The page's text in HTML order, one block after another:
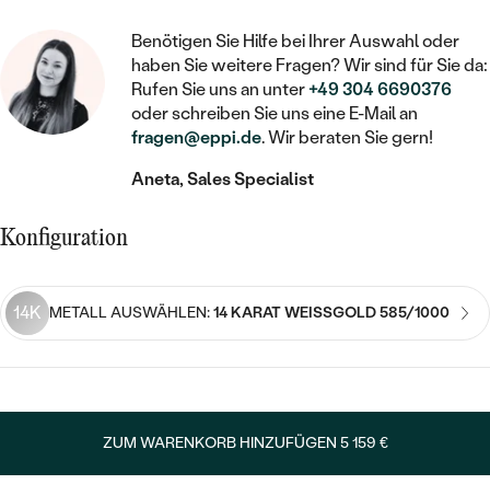
MIT FÜLLUNG
IM SET
GÜNSTIG
LUXURIÖSE
DIAMANTEN ZUM EINFASSEN
LAB GROWN DIAMANTEN ZUM
EINFASSEN
FARBIGE DIAMANTEN ZUM EINFASSEN
NACH EDELSTEIN
MIT DIAMANT
MIT LAB GROWN DIAMANT
MIT FARBIGEN DIAMANTEN
HERRENSCHMUCK
SCHMUCK FÜR KINDER
BROSCHEN
SCHMUCKZUBEHÖR
GOLD
SILBER
PLATIN
KINDER
PIERCINGS
MIT DIAMANT
MIT EDELSTEIN
PERLENOHRRINGE
NACH PREIS
MINIMALISTISCH
MEDAILLON
KETTEN
MIT TIEREN
NACH EDELSTEIN
MIT DIAMANT
MIT EDELSTEIN
PERLENKETTEN
STATEMENT
SIEGELRINGE
NACH EDELSTEIN
MIT DIAMANT
MIT EDELSTEIN
NACH PREIS
Benötigen Sie Hilfe bei Ihrer Auswahl oder
haben Sie weitere Fragen? Wir sind für Sie da:
Rufen Sie uns an unter+49 304 6690376
oder schreiben Sie uns eine E-Mail an
fragen@eppi.de. Wir beraten Sie gern!
Aneta, Sales Specialist
Konfiguration
14K METALL AUSWÄHLEN:14 KARAT WEISSGOLD 585/1000
ZUM WARENKORB HINZUFÜGEN 5 159 €